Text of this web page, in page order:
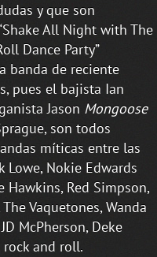
y que son
All Night with The
Dance Party”
banda de reciente
pues el bajista Ian
Jason Mongoose
son todos
míticas entre las
Lowe, Nokie Edwards
Hawkins, Red Simpson,
Vaquetones, Wanda
McPherson, Deke
and roll.